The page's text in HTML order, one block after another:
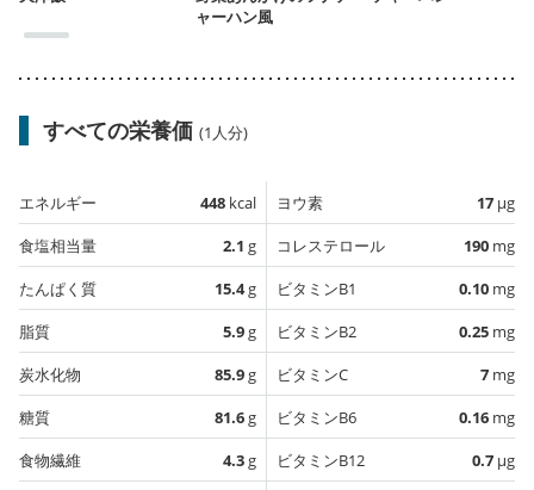
ャーハン風
すべての栄養価 (1人分)
エネルギー 448 kcal
食塩相当量
2.1 g
たんぱく質
15.4g
脂質
5.9g
炭水化物
85.9g
糖質
81.6g
食物繊維
4.3g
ヨウ素 17 µg
コレステロール
190 mg
ビタミンB1
0.10 mg
ビタミンB2
0.25 mg
ビタミンC
7 mg
ビタミンB6
0.16 mg
ビタミンB12
0.7 µg